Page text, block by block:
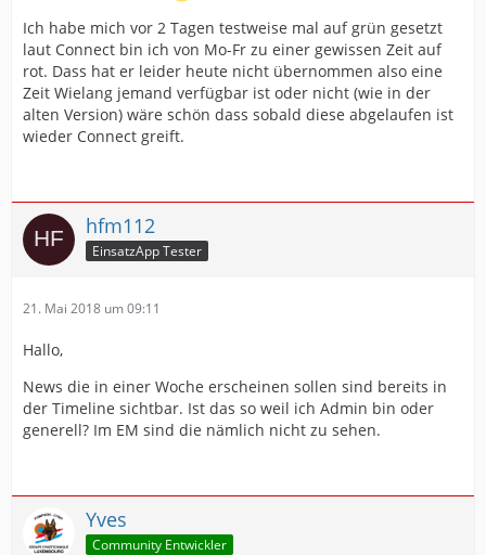
Ich habe mich vor 2 Tagen testweise mal auf grün gesetzt
laut Connect bin ich von Mo-Fr zu einer gewissen Zeit auf
rot. Dass hat er leider heute nicht übernommen also eine
Zeit Wielang jemand verfügbar ist oder nicht (wie in der
alten Version) wäre schön dass sobald diese abgelaufen ist
wieder Connect greift.
hfm112
EinsatzApp Tester
21. Mai 2018 um 09:11
Hallo,
News die in einer Woche erscheinen sollen sind bereits in
der Timeline sichtbar. Ist das so weil ich Admin bin oder
generell? Im EM sind die nämlich nicht zu sehen.
Yves
Community Entwickler